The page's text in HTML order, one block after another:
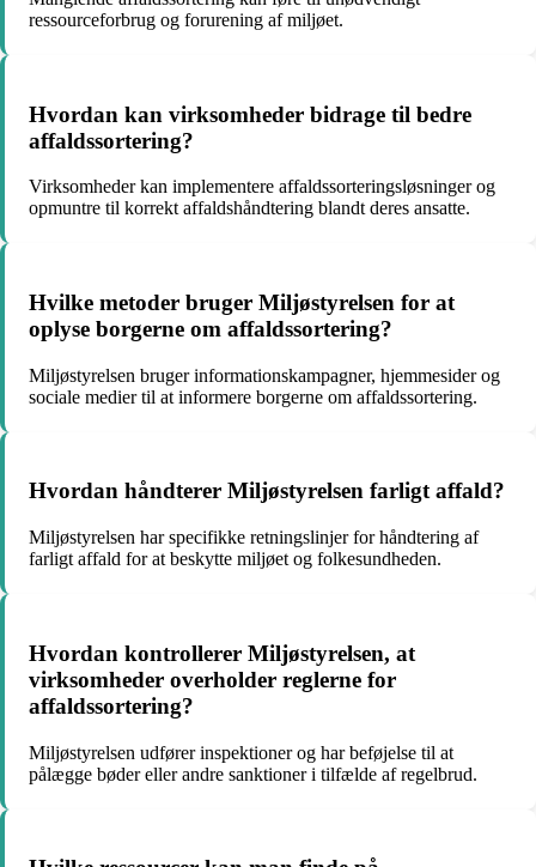
ressourceforbrug og forurening af miljøet.
Hvordan kan virksomheder bidrage til bedre
affaldssortering?
Virksomheder kan implementere affaldssorteringsløsninger og
opmuntre til korrekt affaldshåndtering blandt deres ansatte.
Hvilke metoder bruger Miljøstyrelsen for at
oplyse borgerne om affaldssortering?
Miljøstyrelsen bruger informationskampagner, hjemmesider og
sociale medier til at informere borgerne om affaldssortering.
Hvordan håndterer Miljøstyrelsen farligt affald?
Miljøstyrelsen har specifikke retningslinjer for håndtering af
farligt affald for at beskytte miljøet og folkesundheden.
Hvordan kontrollerer Miljøstyrelsen, at
virksomheder overholder reglerne for
affaldssortering?
Miljøstyrelsen udfører inspektioner og har beføjelse til at
pålægge bøder eller andre sanktioner i tilfælde af regelbrud.